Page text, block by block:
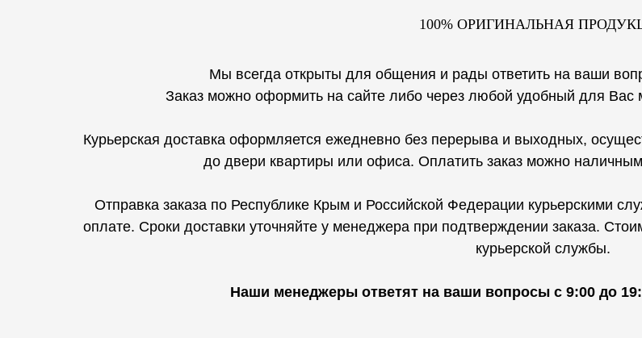
100% ОРИГИНАЛЬНАЯ
Мы всегда открыты для общения и рады ответить на ваши
Заказ можно оформить на сайте либо через любой удобный для Вас
Курьерская доставка оформляется ежедневно без перерыва и выходных,
до двери квартиры или офиса. Оплатить заказ можно
Отправка заказа по Республике Крым и Российской Федерации курьерскими
оплате. Сроки доставки уточняйте у менеджера при подтверждении заказа.
курьерской службы.
Наши менеджеры ответят на ваши вопросы с 9:00 до